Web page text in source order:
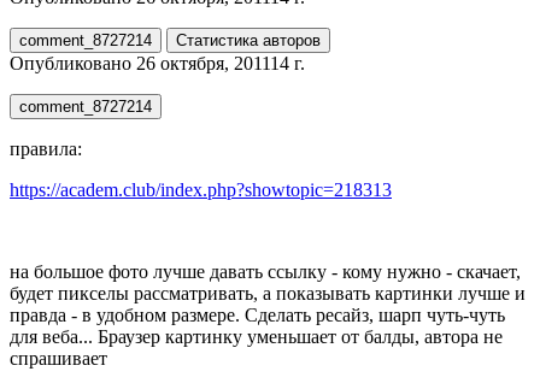
comment_8727214 Статистика авторов
Опубликовано 26 октября, 201114 г.
comment_8727214
правила:
https://academ.club/index.php?showtopic=218313
на большое фото лучше давать ссылку - кому нужно - скачает,
будет пикселы рассматривать, а показывать картинки лучше и
правда - в удобном размере. Сделать ресайз, шарп чуть-чуть
для веба... Браузер картинку уменьшает от балды, автора не
спрашивает